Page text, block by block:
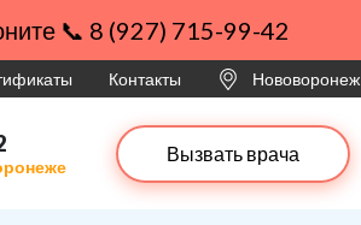
📞 8 (927) 715-99-42
Контакты Нововоронеж
Вызвать врача